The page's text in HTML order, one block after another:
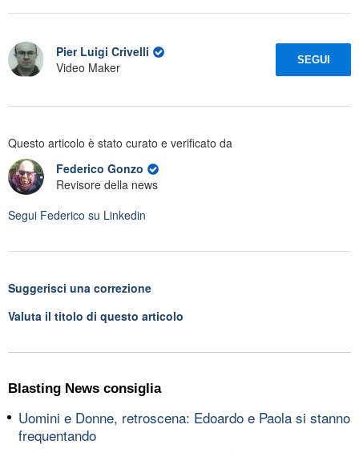
Pier Luigi Crivelli
Video Maker
SEGUI
Questo articolo è stato curato e verificato da
Federico Gonzo
Revisore della news
Segui Federico su Linkedin
Suggerisci una correzione
Valuta il titolo di questo articolo
Blasting News consiglia
Uomini e Donne, retroscena: Edoardo e Paola si stanno
frequentando